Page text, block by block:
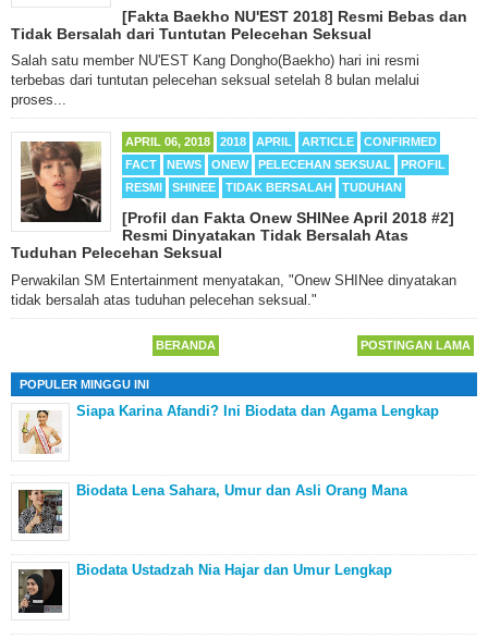
[Fakta Baekho NU'EST 2018] Resmi Bebas dan
Tidak Bersalah dari Tuntutan Pelecehan Seksual
Salah satu member NU'EST Kang Dongho(Baekho) hari ini resmi
terbebas dari tuntutan pelecehan seksual setelah 8 bulan melalui
proses...
APRIL 06, 2018 2018 APRIL ARTICLE
CONFIRMED
FACT
NEWS ONEW PELECEHAN SEKSUAL
PROFIL
RESMI
SHINEE TIDAK BERSALAH TUDUHAN
[Profil dan Fakta Onew SHINee April 2018 #2]
Resmi Dinyatakan Tidak Bersalah Atas
Tuduhan Pelecehan Seksual
Perwakilan SM Entertainment menyatakan, "Onew SHINee dinyatakan
tidak bersalah atas tuduhan pelecehan seksual."
POSTINGAN LAMA
BERANDA
POPULER MINGGU INI
Siapa Karina Afandi? Ini Biodata dan Agama Lengkap
Biodata Lena Sahara, Umur dan Asli Orang Mana
Biodata Ustadzah Nia Hajar dan Umur Lengkap